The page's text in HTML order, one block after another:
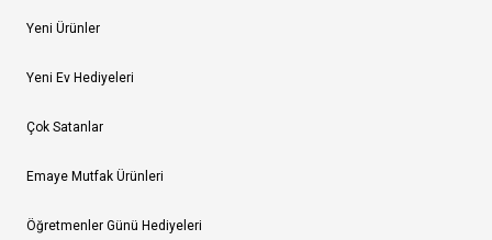
Yeni Ürünler
Yeni Ev Hediyeleri
Çok Satanlar
Emaye Mutfak Ürünleri
Öğretmenler Günü Hediyeleri